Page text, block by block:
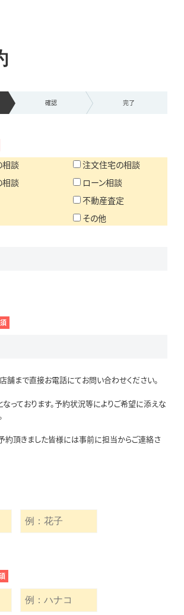
確認 完了
相談
注文住宅の相談
相談
ローン相談
不動産査定
その他
舗まで直接お電話にてお問い合わせください。
っております。予約状況等によりご希望に添えな
約頂きました皆様には事前に担当からご連絡さ